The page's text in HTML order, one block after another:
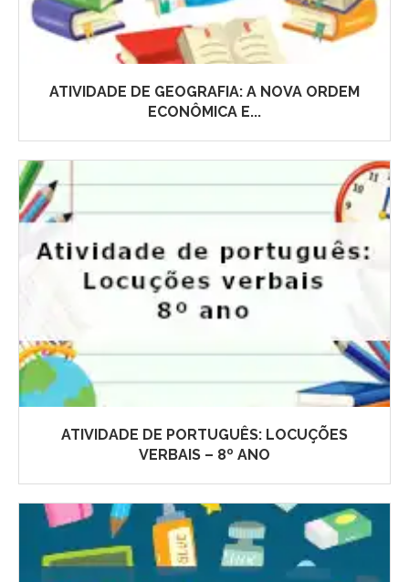
ATIVIDADE DE GEOGRAFIA: A NOVA ORDEM
ECONÔMICA E...
ATIVIDADE DE PORTUGUÊS: LOCUÇÕES
VERBAIS – 8º ANO